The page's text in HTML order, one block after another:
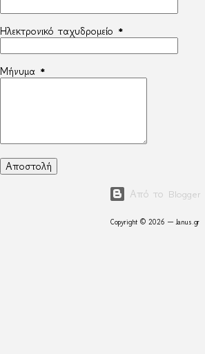
Ηλεκτρονικό ταχυδρομείο *
Μήνυμα *
Από το Blogger
Copyright © 2026 — Janus.gr